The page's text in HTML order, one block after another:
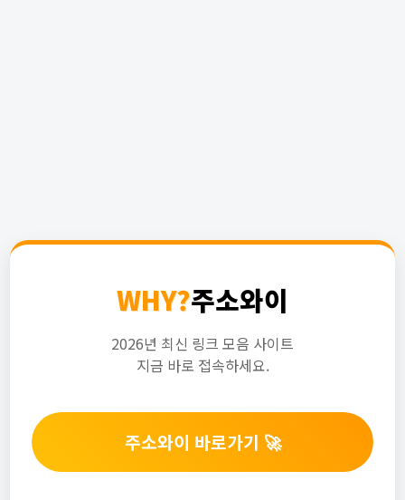
WHY?주소와이
2026년 최신 링크 모음 사이트
지금 바로 접속하세요.
주소와이 바로가기 🚀